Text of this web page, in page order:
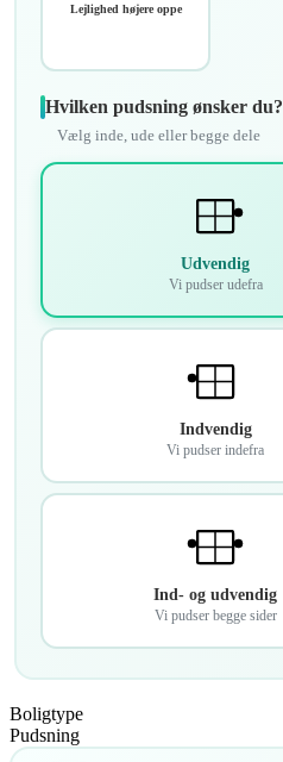
Lejlighed højere oppe
Hvilken pudsning ønsker du?
Vælg inde, ude eller begge dele
Udvendig
Vi pudser udefra
Indvendig
Vi pudser indefra
Ind- og udvendig
Vi pudser begge sider
Boligtype
Pudsning